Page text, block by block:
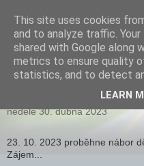
neděle 30. dubna 2023
Nábor dětí a
23. 10. 2023 proběhne nábor
Zájem...
This site uses cookies
and to analyze traffic.
shared with Google along
metrics to ensure quality
statistics, and to detect
LEARN